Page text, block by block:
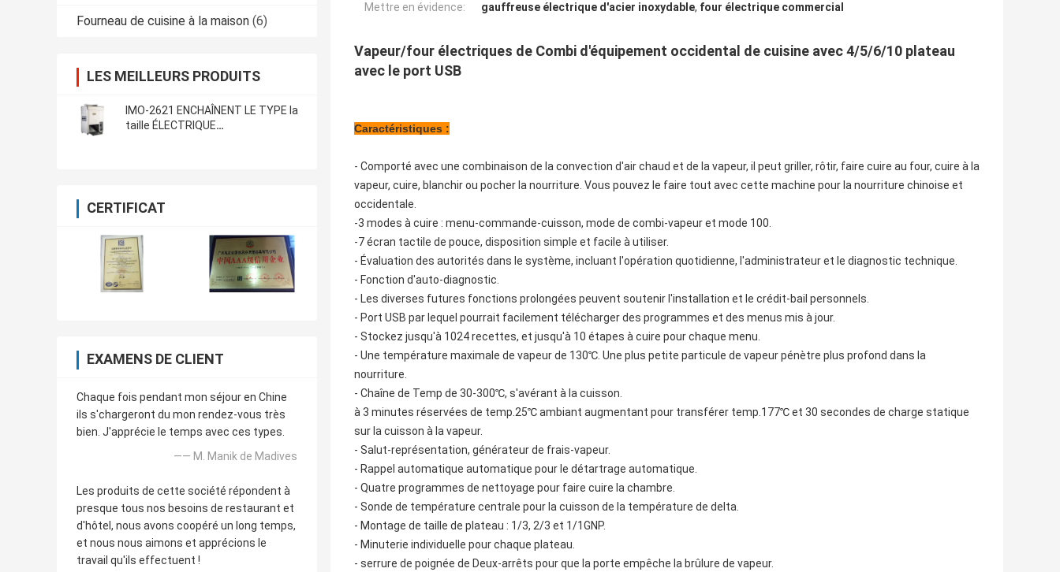
Fourneau de cuisine à la maison (6)
LES MEILLEURS PRODUITS
IMO-2621 ENCHAÎNENT LE TYPE la
taille ÉLECTRIQUE
CERTIFICAT
EXAMENS DE CLIENT
Chaque fois pendant mon séjour en Chine
ils s'chargeront du mon rendez-vous très
bien. J'apprécie le temps avec ces types.
—— M. Manik de Madives
Les produits de cette société répondent à
presque tous nos besoins de restaurant et
d'hôtel, nous avons coopéré un long temps,
et nous nous aimons et apprécions le
travail qu'ils effectuent !
Mettre en évidence: gauffreuse électrique d'acier inoxydable, four électrique commercial
Vapeur/four électriques de Combi d'équipement occidental de cuisine avec 4/5/6/10 plateau
avec le port USB
Caractéristiques :
- Comporté avec une combinaison de la convection d'air chaud et de la vapeur, il peut griller, rôtir, faire cuire au four, cuire à la
vapeur, cuire, blanchir ou pocher la nourriture. Vous pouvez le faire tout avec cette machine pour la nourriture chinoise et
occidentale.
-3 modes à cuire : menu-commande-cuisson, mode de combi-vapeur et mode 100.
-7 écran tactile de pouce, disposition simple et facile à utiliser.
- Évaluation des autorités dans le système, incluant l'opération quotidienne, l'administrateur et le diagnostic technique.
- Fonction d'auto-diagnostic.
- Les diverses futures fonctions prolongées peuvent soutenir l'installation et le crédit-bail personnels.
- Port USB par lequel pourrait facilement télécharger des programmes et des menus mis à jour.
- Stockez jusqu'à 1024 recettes, et jusqu'à 10 étapes à cuire pour chaque menu.
- Une température maximale de vapeur de 130℃. Une plus petite particule de vapeur pénètre plus profond dans la
nourriture.
- Chaîne de Temp de 30-300℃, s'avérant à la cuisson.
à 3 minutes réservées de temp.25℃ ambiant augmentant pour transférer temp.177℃ et 30 secondes de charge statique
sur la cuisson à la vapeur.
- Salut-représentation, générateur de frais-vapeur.
- Rappel automatique automatique pour le détartrage automatique.
- Quatre programmes de nettoyage pour faire cuire la chambre.
- Sonde de température centrale pour la cuisson de la température de delta.
- Montage de taille de plateau : 1/3, 2/3 et 1/1GNP.
- Minuterie individuelle pour chaque plateau.
- serrure de poignée de Deux-arrêts pour que la porte empêche la brûlure de vapeur.